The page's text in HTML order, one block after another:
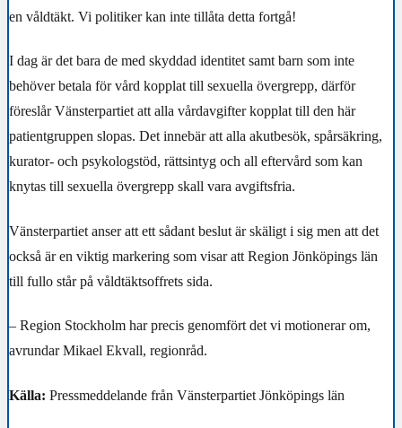
en våldtäkt. Vi politiker kan inte tillåta detta fortgå!
I dag är det bara de med skyddad identitet samt barn som inte
behöver betala för vård kopplat till sexuella övergrepp, därför
föreslår Vänsterpartiet att alla vårdavgifter kopplat till den här
patientgruppen slopas. Det innebär att alla akutbesök, spårsäkring,
kurator- och psykologstöd, rättsintyg och all eftervård som kan
knytas till sexuella övergrepp skall vara avgiftsfria.
Vänsterpartiet anser att ett sådant beslut är skäligt i sig men att det
också är en viktig markering som visar att Region Jönköpings län
till fullo står på våldtäktsoffrets sida.
– Region Stockholm har precis genomfört det vi motionerar om,
avrundar Mikael Ekvall, regionråd.
Källa: Pressmeddelande från Vänsterpartiet Jönköpings län